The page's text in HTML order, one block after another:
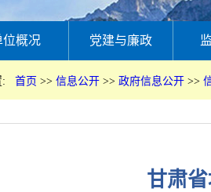
位概况 党建与廉政
: 首页 >> 信息公开 >> 政府信息公开 >>
甘肃